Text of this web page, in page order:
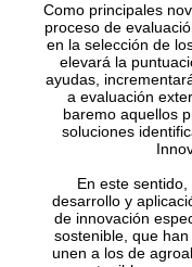
Como principales
proceso de
en la selección de
elevará la
ayudas,
a evaluación
baremo aquellos
soluciones
En este
desarrollo y
de innovación
sostenible, que
unen a los de